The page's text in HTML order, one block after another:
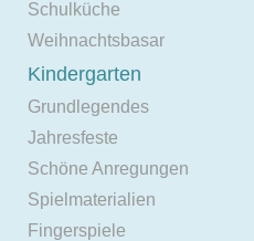
Schulküche
Weihnachtsbasar
Kindergarten
Grundlegendes
Jahresfeste
Schöne Anregungen
Spielmaterialien
Fingerspiele